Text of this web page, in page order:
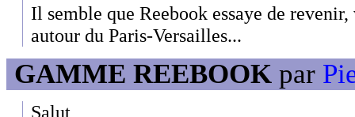
Il semble que Reebook essaye de
autour du Paris-Versailles...
GAMME REEBOOK par
Salut,